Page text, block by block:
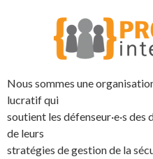
Nous sommes une
lucratif qui
soutient les défenseur·e·s
de leurs
stratégies de gestion de la